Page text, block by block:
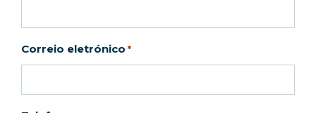
Correio eletrónico *